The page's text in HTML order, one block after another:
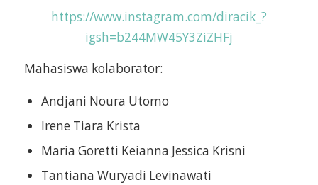
https://www.instagram.com/diracik_?
igsh=b244MW45Y3ZiZHFj
Mahasiswa kolaborator:
Andjani Noura Utomo
Irene Tiara Krista
Maria Goretti Keianna Jessica Krisni
Tantiana Wuryadi Levinawati